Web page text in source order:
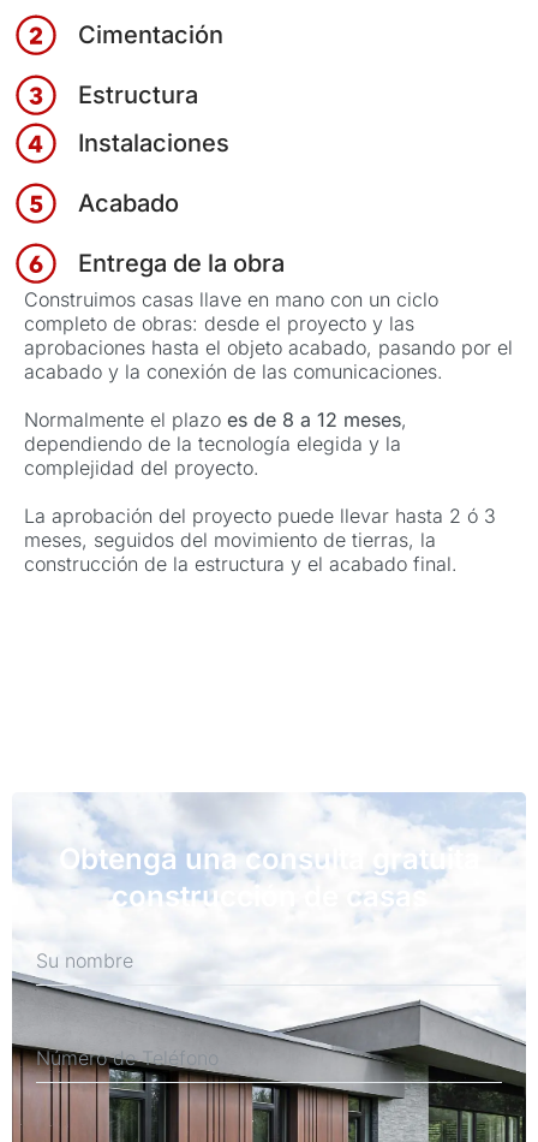
Cimentación
Estructura
Instalaciones
Acabado
Entrega de la obra
Construimos casas llave en mano con un ciclo
completo de obras: desde el proyecto y las
aprobaciones hasta el objeto acabado, pasando por el
acabado y la conexión de las comunicaciones.
Normalmente el plazo es de 8 a 12 meses,
dependiendo de la tecnología elegida y la
complejidad del proyecto.
La aprobación del proyecto puede llevar hasta 2 ó 3
meses, seguidos del movimiento de tierras, la
construcción de la estructura y el acabado final.
Obtenga una consulta gratuita
construcción de casas